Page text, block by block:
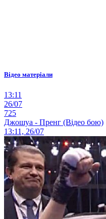
Відео матеріали
13:11
26/07
725
Джошуа - Пренг (Відео бою)
13:11, 26/07